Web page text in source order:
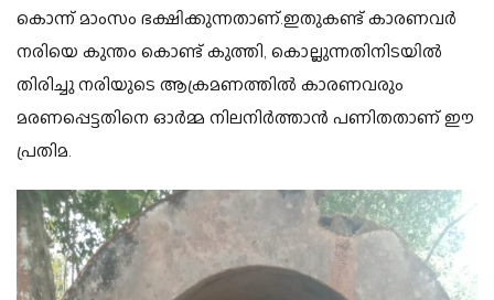
കൊന്ന് മാംസം ഭക്ഷിക്കുന്നതാണ്.ഇതുകണ്ട് കാരണവർ
നരിയെ കുന്തം കൊണ്ട് കുത്തി, കൊല്ലുന്നതിനിടയിൽ
തിരിച്ചു നരിയുടെ ആക്രമണത്തിൽ കാരണവരും
മരണപ്പെട്ടതിനെ ഓർമ്മ നിലനിർത്താൻ പണിതതാണ് ഈ
പ്രതിമ.